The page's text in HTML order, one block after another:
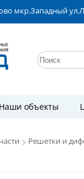
мкр.Западный
Наши объекты
Решетки и